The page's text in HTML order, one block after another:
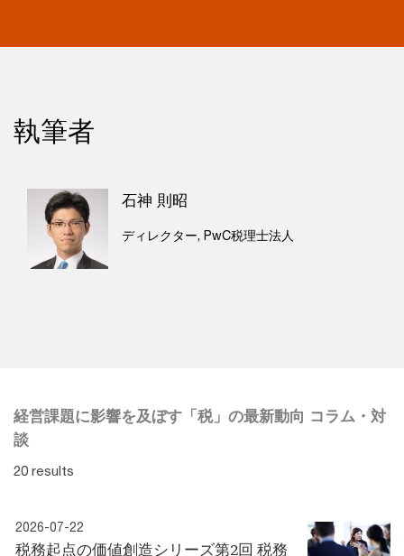
執筆者
石神 則昭
ディレクター, PwC税理士法人
経営課題に影響を及ぼす「税」の最新動向 コラム・対
談
20 results
2026-07-22
税務起点の価値創造シリーズ第2回 税務